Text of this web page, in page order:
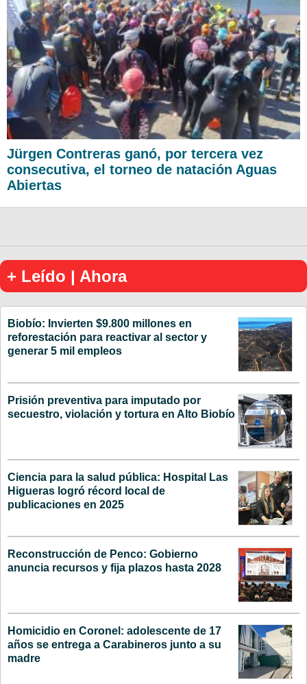
Jürgen Contreras ganó, por tercera vez
consecutiva, el torneo de natación Aguas
Abiertas
+ Leído | Ahora
Biobío: Invierten $9.800 millones en
reforestación para reactivar al sector y
generar 5 mil empleos
Prisión preventiva para imputado por
secuestro, violación y tortura en Alto Biobío
Ciencia para la salud pública: Hospital Las
Higueras logró récord local de
publicaciones en 2025
Reconstrucción de Penco: Gobierno
anuncia recursos y fija plazos hasta 2028
Homicidio en Coronel: adolescente de 17
años se entrega a Carabineros junto a su
madre